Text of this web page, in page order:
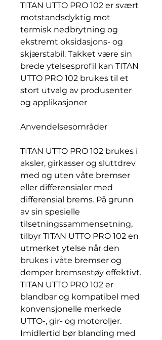
TITAN UTTO PRO 102 er svært
motstandsdyktig mot
termisk nedbrytning og
ekstremt oksidasjons- og
skjærstabil. Takket være sin
brede ytelsesprofil kan TITAN
UTTO PRO 102 brukes til et
stort utvalg av produsenter
og applikasjoner
Anvendelsesområder
TITAN UTTO PRO 102 brukes i
aksler, girkasser og sluttdrev
med og uten våte bremser
eller differensialer med
differensial brems. På grunn
av sin spesielle
tilsetningssammensetning,
tilbyr TITAN UTTO PRO 102 en
utmerket ytelse når den
brukes i våte bremser og
demper bremsestøy effektivt.
TITAN UTTO PRO 102 er
blandbar og kompatibel med
konvensjonelle merkede
UTTO-, gir- og motoroljer.
Imidlertid bør blanding med